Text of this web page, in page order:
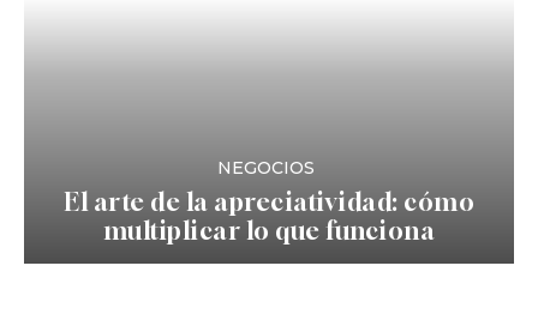
NEGOCIOS
El arte de la apreciatividad: cómo
multiplicar lo que funciona